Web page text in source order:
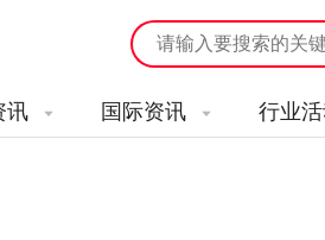
讯 国际资讯 行业